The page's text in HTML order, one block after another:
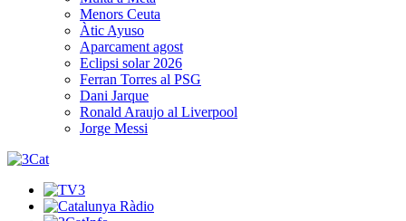
Menors Ceuta
Àtic Ayuso
Aparcament agost
Eclipsi solar 2026
Ferran Torres al PSG
Dani Jarque
Ronald Araujo al Liverpool
Jorge Messi